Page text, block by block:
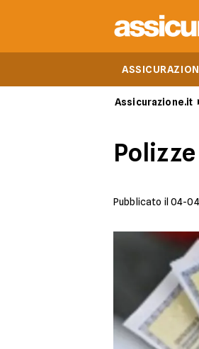
Assicurazione.it
Pubblicato il 04-